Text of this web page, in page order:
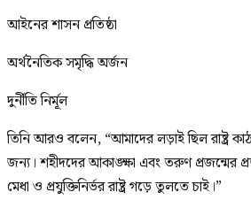
আইনের শাসন প্রতিষ্ঠা
অর্থনৈতিক সমৃদ্ধি অর্জন
দুর্নীতি নির্মূল
তিনি আরও বলেন, “আমাদের লড়াই ছিল রাষ্ট্র
জন্য। শহীদদের আকাঙ্ক্ষা এবং তরুণ প্রজন্মের
মেধা ও প্রযুক্তিনির্ভর রাষ্ট্র গড়ে তুলতে চাই।”